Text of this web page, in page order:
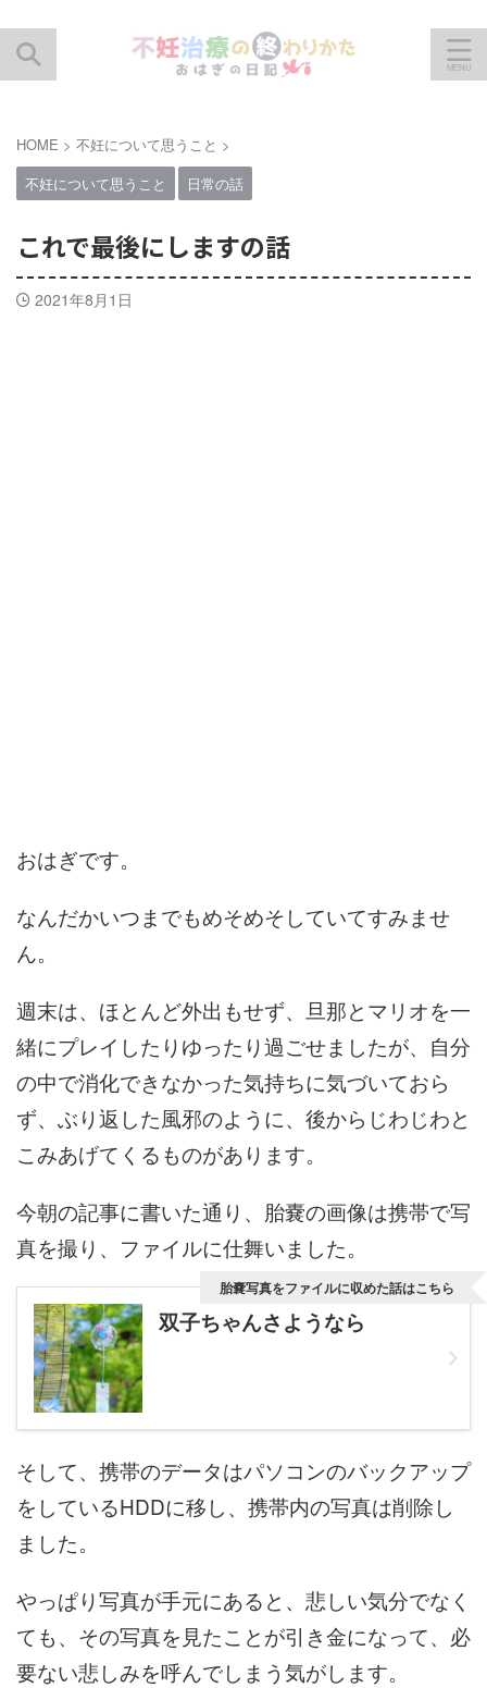
HOME > 不妊について思うこと >
不妊について思うこと
日常の話
これで最後にしますの話
2021年8月1日
おはぎです。
なんだかいつまでもめそめそしていてすみませ
ん。
週末は、ほとんど外出もせず、旦那とマリオを一
緒にプレイしたりゆったり過ごせましたが、自分
の中で消化できなかった気持ちに気づいておら
ず、ぶり返した風邪のように、後からじわじわと
こみあげてくるものがあります。
今朝の記事に書いた通り、胎嚢の画像は携帯で写
真を撮り、ファイルに仕舞いました。
双子ちゃんさようなら
胎嚢写真をファイルに収めた話はこちら
そして、携帯のデータはパソコンのバックアップ
をしているHDDに移し、携帯内の写真は削除し
ました。
やっぱり写真が手元にあると、悲しい気分でなく
ても、その写真を見たことが引き金になって、必
要ない悲しみを呼んでしまう気がします。